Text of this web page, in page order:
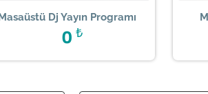
Dj Yayın Programı
₺
0